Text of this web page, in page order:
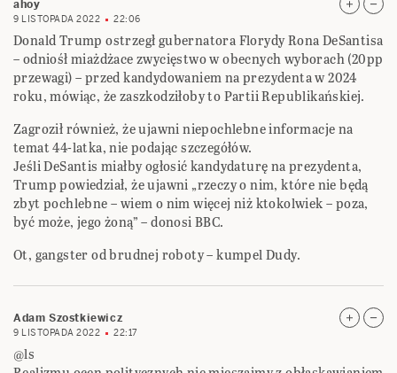
ahoy
9 LISTOPADA 2022 22:06
Donald Trump ostrzegł gubernatora Florydy Rona DeSantisa
– odniośł miażdżace zwycięstwo w obecnych wyborach (20pp
przewagi) – przed kandydowaniem na prezydenta w 2024
roku, mówiąc, że zaszkodziłoby to Partii Republikańskiej.
Zagroził również, że ujawni niepochlebne informacje na
temat 44-latka, nie podając szczegółów.
Jeśli DeSantis miałby ogłosić kandydaturę na prezydenta,
Trump powiedział, że ujawni „rzeczy o nim, które nie będą
zbyt pochlebne – wiem o nim więcej niż ktokolwiek – poza,
być może, jego żoną” – donosi BBC.
Ot, gangster od brudnej roboty – kumpel Dudy.
Adam Szostkiewicz
9 LISTOPADA 2022 22:17
@ls